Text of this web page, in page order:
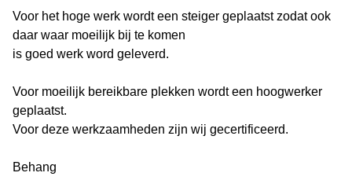
Voor het hoge werk wordt een steiger geplaatst zodat ook
daar waar moeilijk bij te komen
is goed werk word geleverd.
Voor moeilijk bereikbare plekken wordt een hoogwerker
geplaatst.
Voor deze werkzaamheden zijn wij gecertificeerd.
Behang